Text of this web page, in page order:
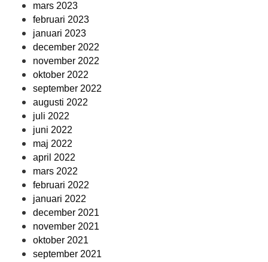
mars 2023
februari 2023
januari 2023
december 2022
november 2022
oktober 2022
september 2022
augusti 2022
juli 2022
juni 2022
maj 2022
april 2022
mars 2022
februari 2022
januari 2022
december 2021
november 2021
oktober 2021
september 2021